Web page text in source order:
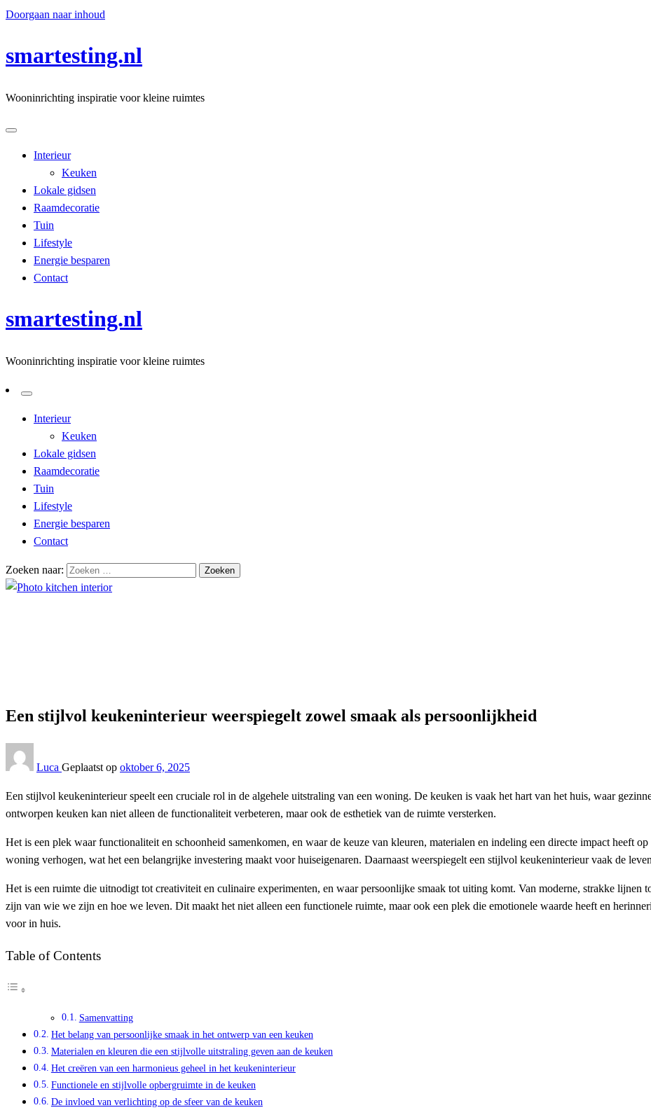
Doorgaan naar inhoud
smartesting.nl
Wooninrichting inspiratie voor kleine ruimtes
Interieur
Keuken
Lokale gidsen
Raamdecoratie
Tuin
Lifestyle
Energie besparen
Contact
smartesting.nl
Wooninrichting inspiratie voor kleine ruimtes
Interieur
Keuken
Lokale gidsen
Raamdecoratie
Tuin
Lifestyle
Energie besparen
Contact
Zoeken naar:
Een stijlvol keukeninterieur weerspiegelt zowel smaak als persoonlijkheid
Luca Geplaatst op oktober 6, 2025
Een stijlvol keukeninterieur speelt een cruciale rol in de algehele uitstraling van een woning. De keuken is vaak het hart van het huis, waar
ontworpen keuken kan niet alleen de functionaliteit verbeteren, maar ook de esthetiek van de ruimte versterken.
Het is een plek waar functionaliteit en schoonheid samenkomen, en waar de keuze van kleuren, materialen en indeling een directe impact heeft
woning verhogen, wat het een belangrijke investering maakt voor huiseigenaren. Daarnaast weerspiegelt een stijlvol keukeninterieur vaak de
Het is een ruimte die uitnodigt tot creativiteit en culinaire experimenten, en waar persoonlijke smaak tot uiting komt. Van moderne, strakke lijnen
zijn van wie we zijn en hoe we leven. Dit maakt het niet alleen een functionele ruimte, maar ook een plek die emotionele waarde heeft en
voor in huis.
Table of Contents
Samenvatting
Het belang van persoonlijke smaak in het ontwerp van een keuken
Materialen en kleuren die een stijlvolle uitstraling geven aan de keuken
Het creëren van een harmonieus geheel in het keukeninterieur
Functionele en stijlvolle opbergruimte in de keuken
De invloed van verlichting op de sfeer van de keuken